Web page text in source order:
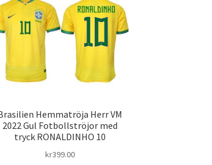
Hemmatröja Herr VM
2022 Gul Fotbollströjor med
tryck RONALDINHO 10
kr399.00